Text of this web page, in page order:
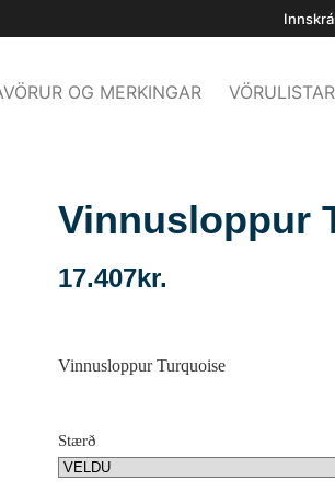
OG MERKINGAR VÖRULISTAR
Vinnusloppur
17.407kr.
Vinnusloppur Turquoise
Stærð